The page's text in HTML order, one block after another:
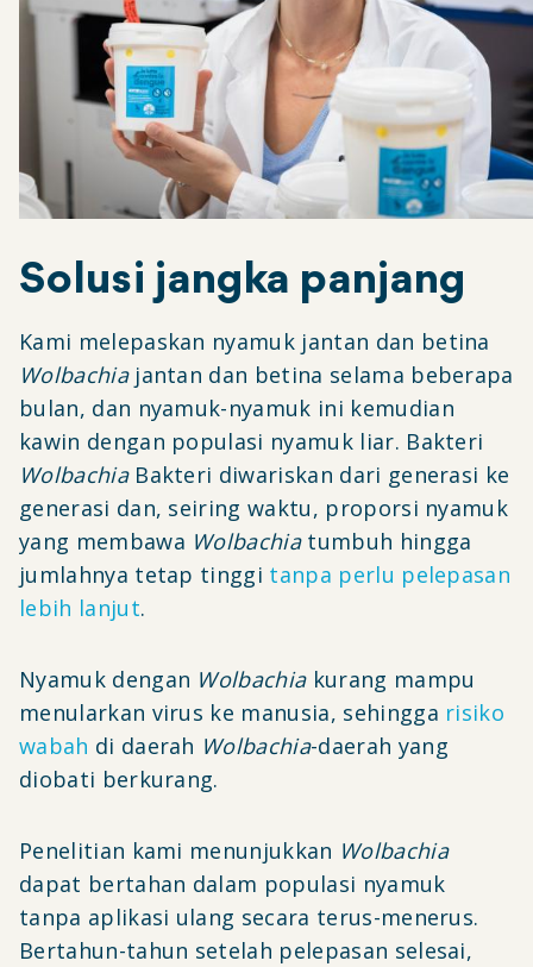
Solusi jangka panjang
Kami melepaskan nyamuk jantan dan betina
Wolbachiajantan dan betina selama beberapa
bulan, dan nyamuk-nyamuk ini kemudian
kawin dengan populasi nyamuk liar. Bakteri
WolbachiaBakteri diwariskan dari generasi ke
generasi dan, seiring waktu, proporsi nyamuk
yang membawa Wolbachiatumbuh hingga
jumlahnya tetap tinggi tanpa perlu pelepasan
lebih lanjut.
Nyamuk dengan Wolbachiakurang mampu
menularkan virus ke manusia, sehingga risiko
wabah di daerah Wolbachia-daerah yang
diobati berkurang.
Penelitian kami menunjukkan Wolbachia
dapat bertahan dalam populasi nyamuk
tanpa aplikasi ulang secara terus-menerus.
Bertahun-tahun setelah pelepasan selesai,